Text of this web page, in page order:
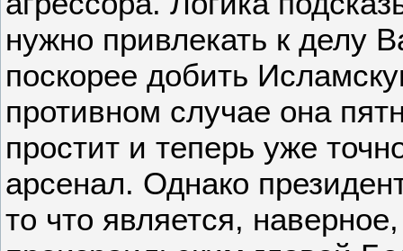
нужно привлекать к делу
поскорее добить
противном случае она
простит и теперь уже
арсенал. Однако
то что является,